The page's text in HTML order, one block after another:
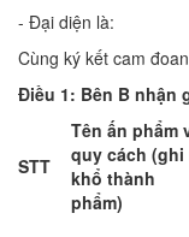
- Đại diện là:
Cùng ký kết cam
Điều 1: Bên B nhận
STT
Tên ấn phẩm
quy cách (ghi
khổ thành
phẩm)